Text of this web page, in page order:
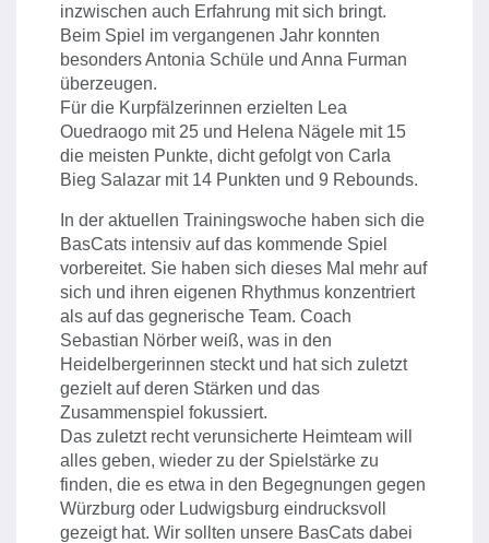
inzwischen auch Erfahrung mit sich bringt.
Beim Spiel im vergangenen Jahr konnten
besonders Antonia Schüle und Anna Furman
überzeugen.
Für die Kurpfälzerinnen erzielten Lea
Ouedraogo mit 25 und Helena Nägele mit 15
die meisten Punkte, dicht gefolgt von Carla
Bieg Salazar mit 14 Punkten und 9 Rebounds.
In der aktuellen Trainingswoche haben sich die
BasCats intensiv auf das kommende Spiel
vorbereitet. Sie haben sich dieses Mal mehr auf
sich und ihren eigenen Rhythmus konzentriert
als auf das gegnerische Team. Coach
Sebastian Nörber weiß, was in den
Heidelbergerinnen steckt und hat sich zuletzt
gezielt auf deren Stärken und das
Zusammenspiel fokussiert.
Das zuletzt recht verunsicherte Heimteam will
alles geben, wieder zu der Spielstärke zu
finden, die es etwa in den Begegnungen gegen
Würzburg oder Ludwigsburg eindrucksvoll
gezeigt hat. Wir sollten unsere BasCats dabei